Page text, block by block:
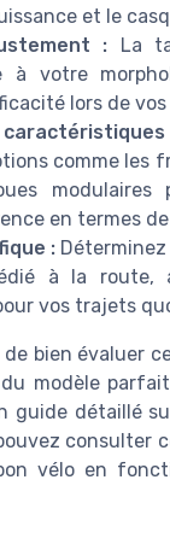
et le
: La
à votre
lors de
comme les
en termes
:
à la route,
vos trajets
bien évaluer
modèle
guide détaillé
consulter
vélo en